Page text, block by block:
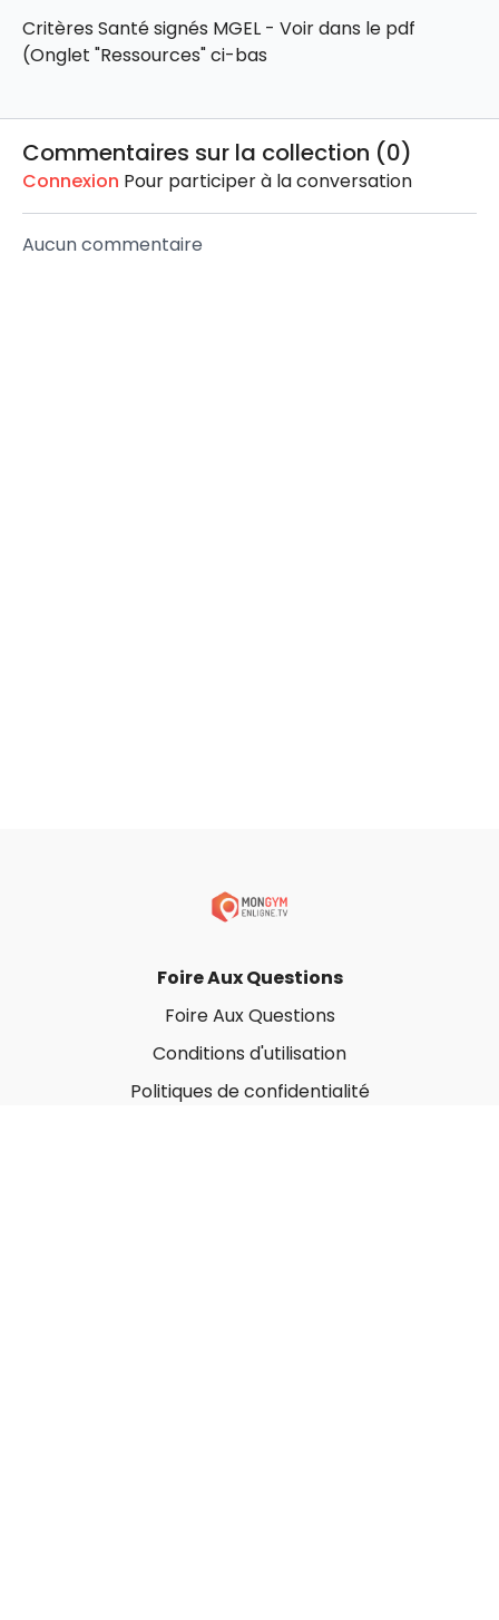
circonférence de la
taille.
Critères Santé signés MGEL - Voir dans le pdf
(Onglet "Ressources" ci-bas
Commentaires sur la collection (0)
Connexion Pour participer à la conversation
Aucun commentaire
Foire Aux Questions
Foire Aux Questions
Conditions d'utilisation
Politiques de confidentialité